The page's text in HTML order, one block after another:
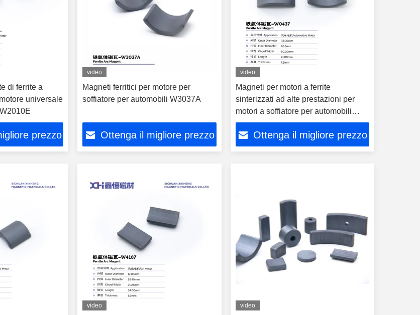
di ferrite a
universale
prezzo
video
Magneti ferritici per motore per
soffiatore per automobili W3037A
Ottenga il migliore prezzo
video
Magneti per motori a ferrite
sinterizzati ad alte prestazioni per
motori a soffiatore per automobili
W0437
Ottenga il migliore prezzo
video video